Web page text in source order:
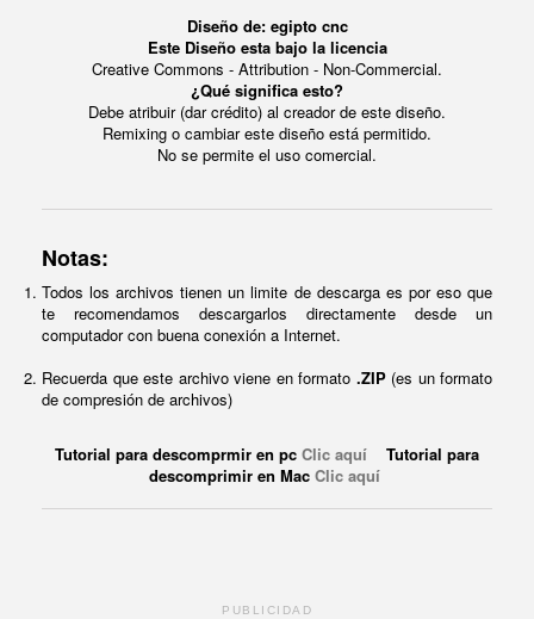
Diseño de: egipto cnc
Este Diseño esta bajo la licencia
Creative Commons - Attribution - Non-Commercial.
¿Qué significa esto?
Debe atribuir (dar crédito) al creador de este diseño.
Remixing o cambiar este diseño está permitido.
No se permite el uso comercial.
Notas:
Todos los archivos tienen un limite de descarga es por eso que
te recomendamos descargarlos directamente desde un
computador con buena conexión a Internet.
Recuerda que este archivo viene en formato .ZIP(es un formato
de compresión de archivos)
Tutorial para descomprmir en pc Clic aquí Tutorial para
descomprimir en Mac Clic aquí
PUBLICIDAD